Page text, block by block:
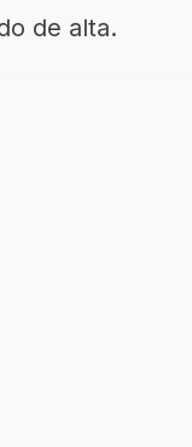
de alta.